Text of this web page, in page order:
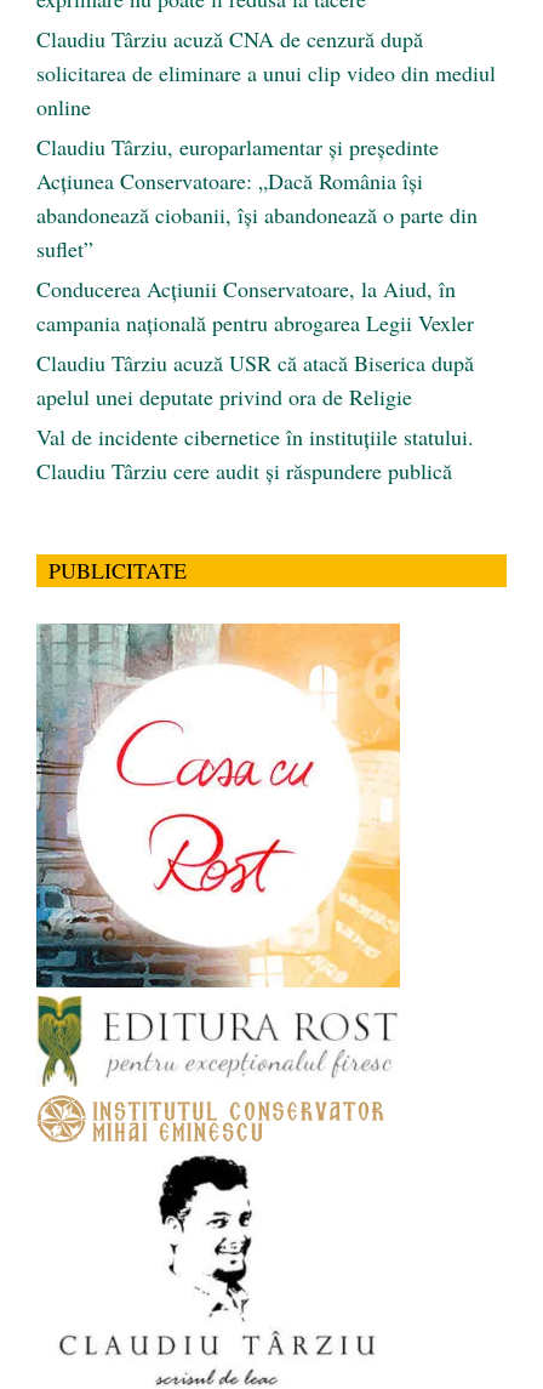
Claudiu Târziu acuză CNA de cenzură după
solicitarea de eliminare a unui clip video din mediul
online
Claudiu Târziu, europarlamentar și președinte
Acțiunea Conservatoare: „Dacă România își
abandonează ciobanii, își abandonează o parte din
suflet”
Conducerea Acțiunii Conservatoare, la Aiud, în
campania națională pentru abrogarea Legii Vexler
Claudiu Târziu acuză USR că atacă Biserica după
apelul unei deputate privind ora de Religie
Val de incidente cibernetice în instituțiile statului.
Claudiu Târziu cere audit și răspundere publică
PUBLICITATE